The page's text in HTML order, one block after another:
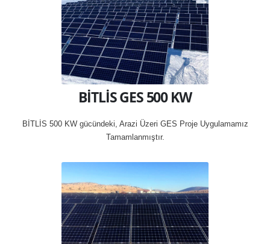
BİTLİS GES 500 KW
BİTLİS 500 KW gücündeki, Arazi Üzeri GES Proje Uygulamamız
Tamamlanmıştır.